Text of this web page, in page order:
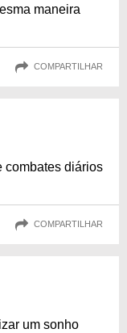
maneira
COMPARTILHAR
combates diários
COMPARTILHAR
um sonho